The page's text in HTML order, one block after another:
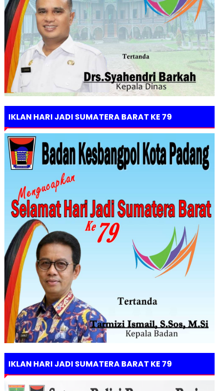
IKLAN HARI JADI SUMATERA BARAT KE 79
IKLAN HARI JADI SUMATERA BARAT KE 79